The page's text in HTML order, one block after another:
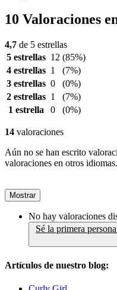
10 Valoraciones
4,7 de 5 estrellas
5 estrellas 12 (85%)
4 estrellas 1
(7%)
3 estrellas 0
(0%)
2 estrellas 1
(7%)
1 estrella
0 (0%)
14 valoraciones
Aún no se han escrito
valoraciones en otros idiomas.
Mostrar
No hay valoraciones
Sé la primera
Artículos de nuestro blog: